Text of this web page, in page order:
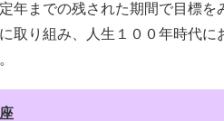
年までの残された期間で目標
取り組み、人生１００年時代